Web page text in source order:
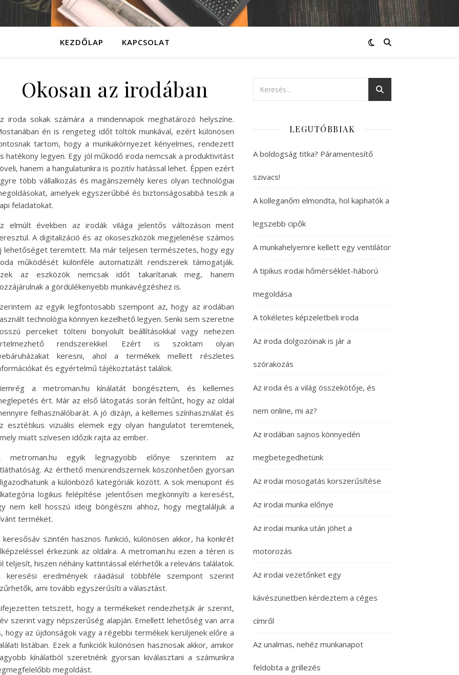
KEZDŐLAP KAPCSOLAT
Okosan az irodában
iroda sokak számára a mindennapok meghatározó helyszíne.
én is rengeteg időt töltök munkával, ezért különösen
tartom, hogy a munkakörnyezet kényelmes, rendezett
hatékony legyen. Egy jól működő iroda nemcsak a produktivitást
hanem a hangulatunkra is pozitív hatással lehet. Éppen ezért
több vállalkozás és magánszemély keres olyan technológiai
amelyek egyszerűbbé és biztonságosabbá teszik a
feladatokat.
elmúlt években az irodák világa jelentős változáson ment
A digitalizáció és az okoseszközök megjelenése számos
lehetőséget teremtett. Ma már teljesen természetes, hogy egy
működését különféle automatizált rendszerek támogatják.
az eszközök nemcsak időt takarítanak meg, hanem
a gördülékenyebb munkavégzéshez is.
az egyik legfontosabb szempont az, hogy az irodában
technológia könnyen kezelhető legyen. Senki sem szeretne
perceket tölteni bonyolult beállításokkal vagy nehezen
rendszerekkel. Ezért is szoktam olyan
keresni, ahol a termékek mellett részletes
és egyértelmű tájékoztatást találok.
a metroman.hu kínálatát böngésztem, és kellemes
ért. Már az első látogatás során feltűnt, hogy az oldal
felhasználóbarát. A jó dizájn, a kellemes színhasználat és
esztétikus vizuális elemek egy olyan hangulatot teremtenek,
miatt szívesen időzik rajta az ember.
metroman.hu egyik legnagyobb előnye szerintem az
Az érthető menürendszernek köszönhetően gyorsan
a különböző kategóriák között. A sok menüpont és
logikus felépítése jelentősen megkönnyíti a keresést,
nem kell hosszú ideig böngészni ahhoz, hogy megtaláljuk a
terméket.
keresősáv szintén hasznos funkció, különösen akkor, ha konkrét
érkezünk az oldalra. A metroman.hu ezen a téren is
teljesít, hiszen néhány kattintással elérhetők a releváns találatok.
keresési eredmények ráadásul többféle szempont szerint
ami tovább egyszerűsíti a választást.
tetszett, hogy a termékeket rendezhetjük ár szerint,
szerint vagy népszerűség alapján. Emellett lehetőség van arra
hogy az újdonságok vagy a régebbi termékek kerüljenek előre a
listában. Ezek a funkciók különösen hasznosak akkor, amikor
kínálatból szeretnénk gyorsan kiválasztani a számunkra
megoldást.
LEGUTÓBBIAK
A boldogság titka? Páramentesítő
szivacs!
A kolleganőm elmondta, hol kaphatók a
legszebb cipők
A munkahelyemre kellett egy ventilátor
A tipikus irodai hőmérséklet-háború
megoldása
A tökéletes képzeletbeli iroda
Az iroda dolgozóinak is jár a
szórakozás
Az iroda és a világ összekötője, és
nem online, mi az?
Az irodában sajnos könnyedén
megbetegedhetünk
Az irodai mosogatás korszerűsítése
Az irodai munka előnye
Az irodai munka után jöhet a
motorozás
Az irodai vezetőnket egy
kávészünetben kérdeztem a céges
címről
Az unalmas, nehéz munkanapot
feldobta a grillezés